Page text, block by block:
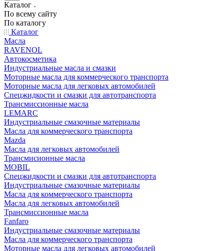
Каталог
По всему сайту
По каталогу
Каталог
Масла
RAVENOL
Автокосметика
Индустриальные масла и смазки
Моторные масла для коммерческого транспорта
Моторные масла для легковых автомобилей
Спецжидкости и смазки для автотранспорта
Трансмиссионные масла
LEMARC
Индустриальные смазочные материалы
Масла для коммерческого транспорта
Mazda
Масла для легковых автомобилей
Трансмисионные масла
MOBIL
Cпецжидкости и смазки для автотранспорта
Индустриальные смазочные материалы
Масла для коммерческого транспорта
Масла для легковых автомобилей
Трансмиссионные масла
Fanfaro
Индустриальные смазочные материалы
Масла для коммерческого транспорта
Моторные масла для легковых автомобилей